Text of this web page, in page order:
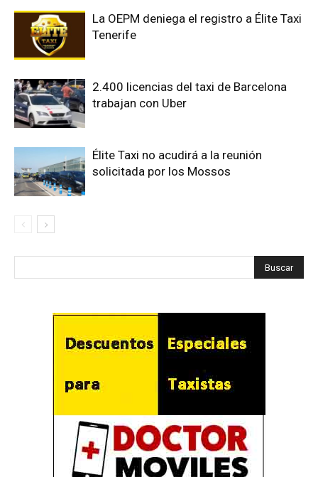
La OEPM deniega el registro a Élite Taxi
Tenerife
2.400 licencias del taxi de Barcelona
trabajan con Uber
Élite Taxi no acudirá a la reunión
solicitada por los Mossos